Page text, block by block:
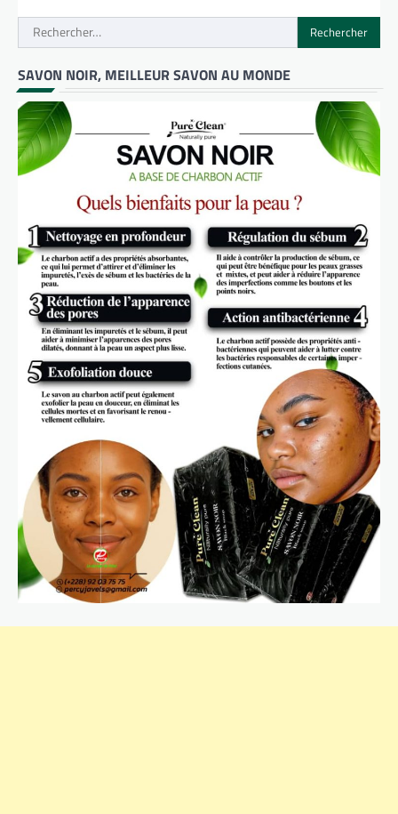
Rechercher :
SAVON NOIR, MEILLEUR SAVON AU MONDE